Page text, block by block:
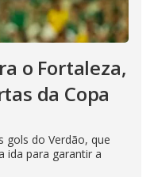
o Fortaleza,
da Copa
gols do Verdão, que
ida para garantir a